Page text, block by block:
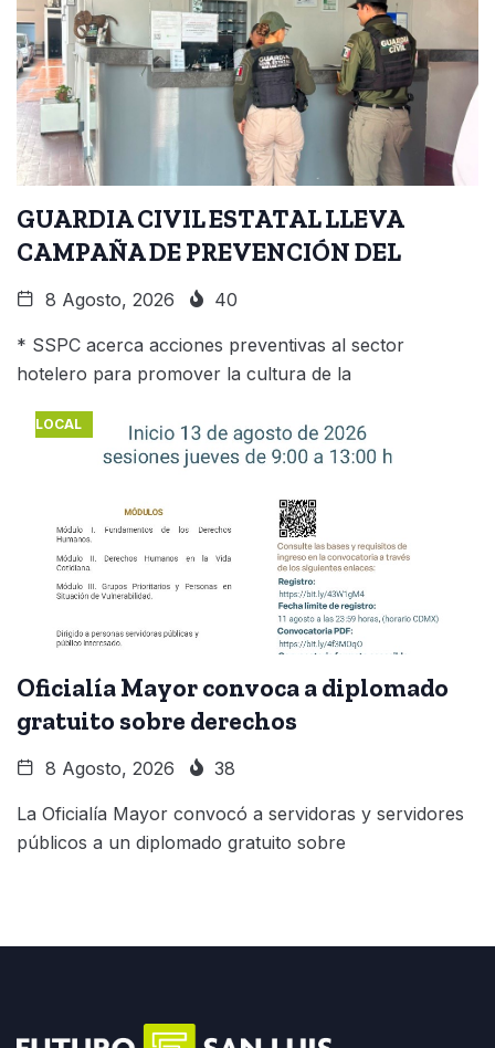
GUARDIA CIVIL ESTATAL LLEVA
CAMPAÑA DE PREVENCIÓN DEL
8 Agosto, 2026 40
* SSPC acerca acciones preventivas al sector
hotelero para promover la cultura de la
LOCAL
Oficialía Mayor convoca a diplomado
gratuito sobre derechos
8 Agosto, 2026 38
La Oficialía Mayor convocó a servidoras y servidores
públicos a un diplomado gratuito sobre